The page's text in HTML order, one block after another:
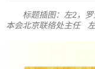
标题插图：左2，
本会北京联络处主任